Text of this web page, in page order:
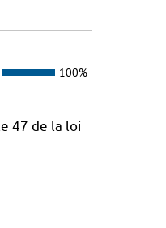
100%
47 de la loi